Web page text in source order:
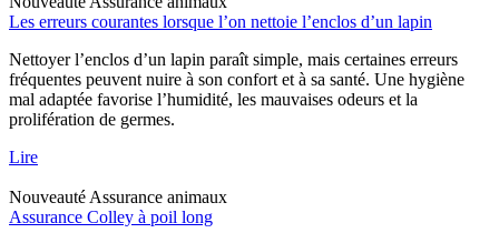
Les erreurs courantes lorsque l’on nettoie l’enclos d’un lapin
Nettoyer l’enclos d’un lapin paraît simple, mais certaines erreurs
fréquentes peuvent nuire à son confort et à sa santé. Une hygiène
mal adaptée favorise l’humidité, les mauvaises odeurs et la
prolifération de germes.
Lire
Nouveauté Assurance animaux
Assurance Colley à poil long